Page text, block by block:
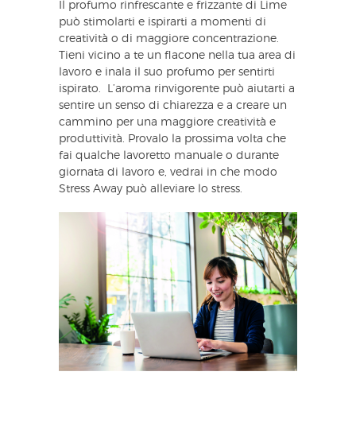
Il profumo rinfrescante e frizzante di Lime
può stimolarti e ispirarti a momenti di
creatività o di maggiore concentrazione.
Tieni vicino a te un flacone nella tua area di
lavoro e inala il suo profumo per sentirti
ispirato. L’aroma rinvigorente può aiutarti a
sentire un senso di chiarezza e a creare un
cammino per una maggiore creatività e
produttività. Provalo la prossima volta che
fai qualche lavoretto manuale o durante
giornata di lavoro e, vedrai in che modo
Stress Away può alleviare lo stress.